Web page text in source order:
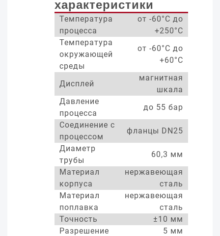
характеристики
Температура
процесса
от -60°С до
+250°С
Температура
окружающей
среды
от -60°С до
+60°С
Дисплей
магнитная
шкала
Давление
процесса
до 55 бар
Соединение с
процессом
фланцы DN25
Диаметр
трубы
60,3 мм
Материал
корпуса
нержавеющая
сталь
Материал
поплавка
нержавеющая
сталь
Точность
±10 мм
Разрешение
5 мм